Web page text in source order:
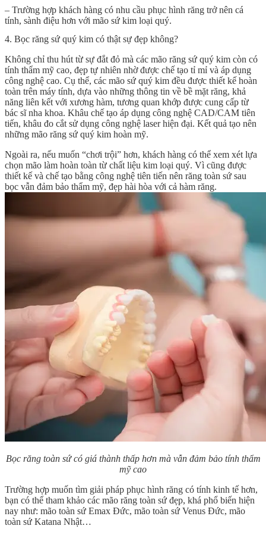
– Trường hợp khách hàng có nhu cầu phục hình răng trở nên cá
tính, sành điệu hơn với mão sứ kim loại quý.
4. Bọc răng sứ quý kim có thật sự đẹp không?
Không chỉ thu hút từ sự đắt đỏ mà các mão răng sứ quý kim còn có
tính thẩm mỹ cao, đẹp tự nhiên nhờ được chế tạo tỉ mỉ và áp dụng
công nghệ cao. Cụ thể, các mão sứ quý kim đều được thiết kế hoàn
toàn trên máy tính, dựa vào những thông tin về bề mặt răng, khả
năng liên kết với xương hàm, tương quan khớp được cung cấp từ
bác sĩ nha khoa. Khâu chế tạo áp dụng công nghệ CAD/CAM tiên
tiến, khâu đo cắt sử dụng công nghệ laser hiện đại. Kết quả tạo nên
những mão răng sứ quý kim hoàn mỹ.
Ngoài ra, nếu muốn “chơi trội” hơn, khách hàng có thể xem xét lựa
chọn mão làm hoàn toàn từ chất liệu kim loại quý. Vì cũng được
thiết kế và chế tạo bằng công nghệ tiên tiến nên răng toàn sứ sau
bọc vẫn đảm bảo thẩm mỹ, đẹp hài hòa với cả hàm răng.
Bọc răng toàn sứ có giá thành thấp hơn mà vẫn đảm bảo tính thẩm
mỹ cao
Trường hợp muốn tìm giải pháp phục hình răng có tính kinh tế hơn,
bạn có thể tham khảo các mão răng toàn sứ đẹp, khá phổ biến hiện
nay như: mão toàn sứ Emax Đức, mão toàn sứ Venus Đức, mão
toàn sứ Katana Nhật…